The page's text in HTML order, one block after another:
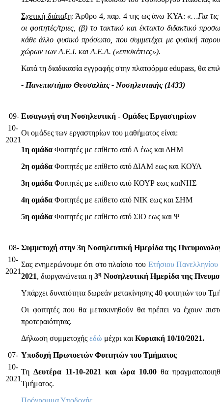
Σχετική διάταξη: Άρθρο 4, παρ. 4 της ως άνω ΚΥΑ: «…Για τις
οι φοιτητές/τριες, (β) το τακτικό και έκτακτο διδακτικό
κάθε άλλο φυσικό πρόσωπο, που συμμετέχει με φυσική
χώρων των Α.Ε.Ι. και Α.Ε.Α. («επισκέπτες»).
Κατά τη διαδικασία εγγραφής στην πλατφόρμα edupass, θα
- Πανεπιστήμιο Θεσσαλίας - Νοσηλευτικής (1433)
09-
10-
2021
Εισαγωγή στη Νοσηλευτική - Ομάδες Εργαστηρίων
Οι ομάδες των εργαστηρίων του μαθήματος είναι:
1η ομάδα Φοιτητές με επίθετο από Α έως και ΔΗΜ
2η ομάδα Φοιτητές με επίθετο από ΔΙΑΜ εως και ΚΟΥΛ
3η ομάδα Φοιτητές με επίθετο από ΚΟΥΡ εως καιΝΗΣ
4η ομάδα Φοιτητές με επίθετο από ΝΙΚ εως και ΣΗΜ
5η ομάδα Φοιτητές με επίθετο από ΣΙΟ εως και Ψ
08-
10-
2021
Συμμετοχή στην 3η Νοσηλευτική Ημερίδα της
Σας ενημερώνουμε ότι στο πλαίσιο του Ετήσιου
2021, διοργανώνεται η 3η Νοσηλευτική Ημερίδα της
Υπάρχει δυνατότητα δωρεάν μετακίνησης 40 φοιτητών του
Οι φοιτητές που θα μετακινηθούν θα πρέπει να έχουν
προτεραιότητας.
Δήλωση συμμετοχής εδώ μέχρι και Κυριακή 10/10/2021.
07-
10-
2021
Υποδοχή Πρωτοετών Φοιτητών του Τμήματος
Τη Δευτέρα 11-10-2021 και ώρα 10.00θα
Τμήματος.
Πρόγραμμα Υποδοχής